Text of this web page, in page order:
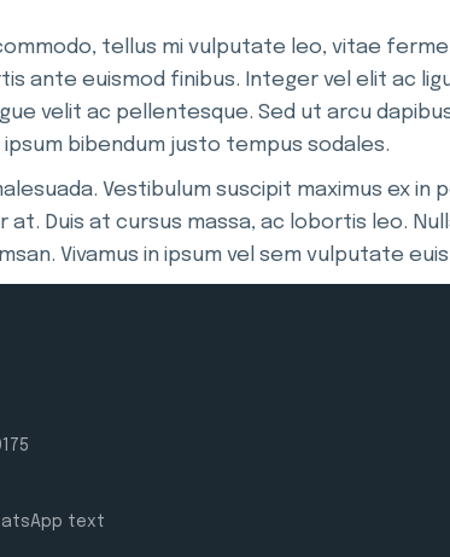
tellus mi vulputate leo, vitae
ante euismod finibus. Integer vel elit ac
velit ac pellentesque. Sed ut arcu
bibendum justo tempus sodales.
Vestibulum suscipit maximus ex
Duis at cursus massa, ac lobortis leo.
Vivamus in ipsum vel sem vulputate
text